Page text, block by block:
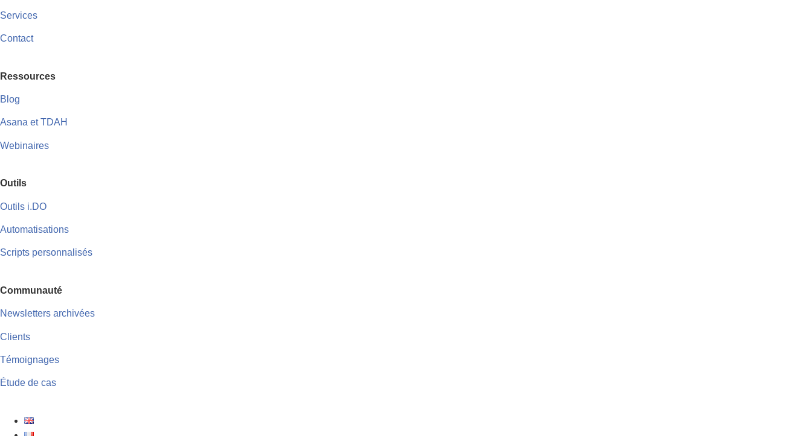
Services
Contact
Ressources
Blog
Asana et TDAH
Webinaires
Outils
Outils i.DO
Automatisations
Scripts personnalisés
Communauté
Newsletters archivées
Clients
Témoignages
Étude de cas